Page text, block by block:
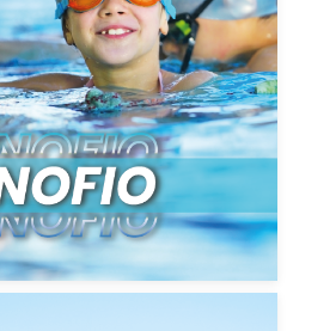
gyda Nofio MonLife.
ein gwersi, amserlenni a
eraill
MWY